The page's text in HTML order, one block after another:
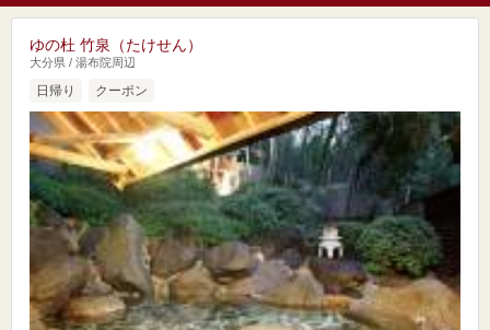
ゆの杜 竹泉（たけせん）
大分県 / 湯布院周辺
日帰り クーポン